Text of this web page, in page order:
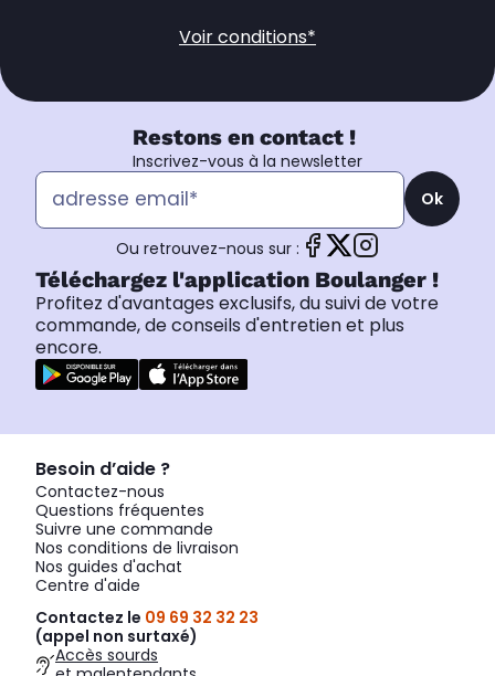
Voir conditions*
Restons en contact !
Inscrivez-vous à la newsletter
Ok
Ou retrouvez-nous sur :
Téléchargez l'application Boulanger !
Profitez d'avantages exclusifs, du suivi de votre
commande, de conseils d'entretien et plus
encore.
Besoin d’aide ?
Contactez-nous
Questions fréquentes
Suivre une commande
Nos conditions de livraison
Nos guides d'achat
Centre d'aide
Contactez le 09 69 32 32 23
(appel non surtaxé)
Accès sourds